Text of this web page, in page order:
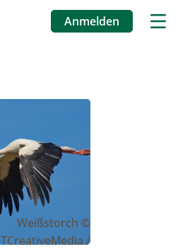
zum
Anmelden
Weißstorch ©
TCreativeMedia /